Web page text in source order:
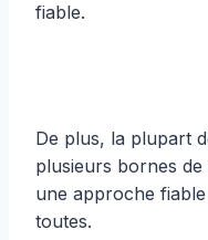
fiable.
De plus, la plupart
plusieurs bornes
une approche
toutes.